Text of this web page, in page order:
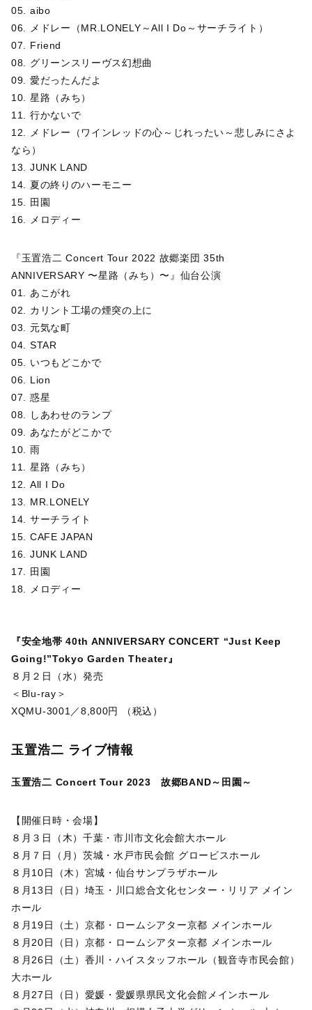
05. aibo
06. メドレー（MR.LONELY～All I Do～サーチライト）
07. Friend
08. グリーンスリーヴス幻想曲
09. 愛だったんだよ
10. 星路（みち）
11. 行かないで
12. メドレー（ワインレッドの心～じれったい～悲しみにさよ
なら）
13. JUNK LAND
14. 夏の終りのハーモニー
15. 田園
16. メロディー
『玉置浩二 Concert Tour 2022 故郷楽団 35th
ANNIVERSARY 〜星路（みち）〜』仙台公演
01. あこがれ
02. カリント工場の煙突の上に
03. 元気な町
04. STAR
05. いつもどこかで
06. Lion
07. 惑星
08. しあわせのランプ
09. あなたがどこかで
10. 雨
11. 星路（みち）
12. All I Do
13. MR.LONELY
14. サーチライト
15. CAFE JAPAN
16. JUNK LAND
17. 田園
18. メロディー
『安全地帯 40th ANNIVERSARY CONCERT “Just Keep
Going!”Tokyo Garden Theater』
８月２日（水）発売
＜Blu-ray＞
XQMU-3001／8,800円 （税込）
玉置浩二 ライブ情報
玉置浩二 Concert Tour 2023 故郷BAND～田園～
【開催日時・会場】
８月３日（木）千葉・市川市文化会館大ホール
８月７日（月）茨城・水戸市民会館 グロービスホール
８月10日（木）宮城・仙台サンプラザホール
８月13日（日）埼玉・川口総合文化センター・リリア メイン
ホール
８月19日（土）京都・ロームシアター京都 メインホール
８月20日（日）京都・ロームシアター京都 メインホール
８月26日（土）香川・ハイスタッフホール（観音寺市民会館）
大ホール
８月27日（日）愛媛・愛媛県県民文化会館メインホール